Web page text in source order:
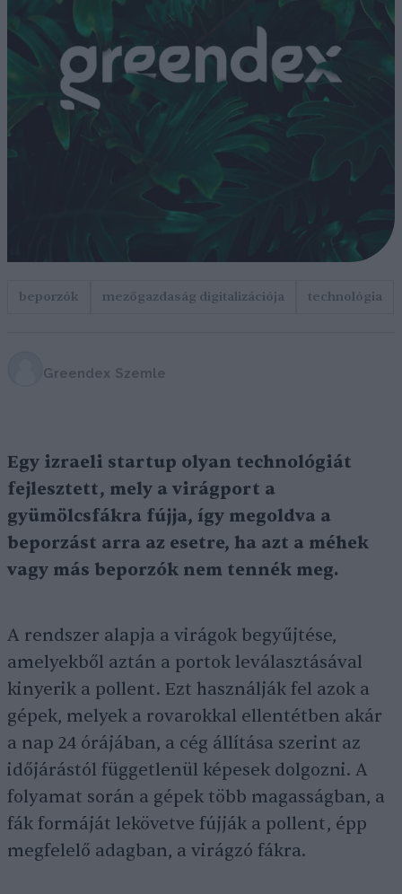
beporzók mezőgazdaság digitalizációja technológia
Greendex Szemle
Egy izraeli startup olyan technológiát
fejlesztett, mely a virágport a
gyümölcsfákra fújja, így megoldva a
beporzást arra az esetre, ha azt a méhek
vagy más beporzók nem tennék meg.
A rendszer alapja a virágok begyűjtése,
amelyekből aztán a portok leválasztásával
kinyerik a pollent. Ezt használják fel azok a
gépek, melyek a rovarokkal ellentétben akár
a nap 24 órájában, a cég állítása szerint az
időjárástól függetlenül képesek dolgozni. A
folyamat során a gépek több magasságban, a
fák formáját lekövetve fújják a pollent, épp
megfelelő adagban, a virágzó fákra.